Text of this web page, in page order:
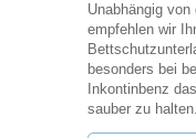
Unabhängig
empfehlen wir
besonders bei
Inkontinbenz
sauber zu halten.